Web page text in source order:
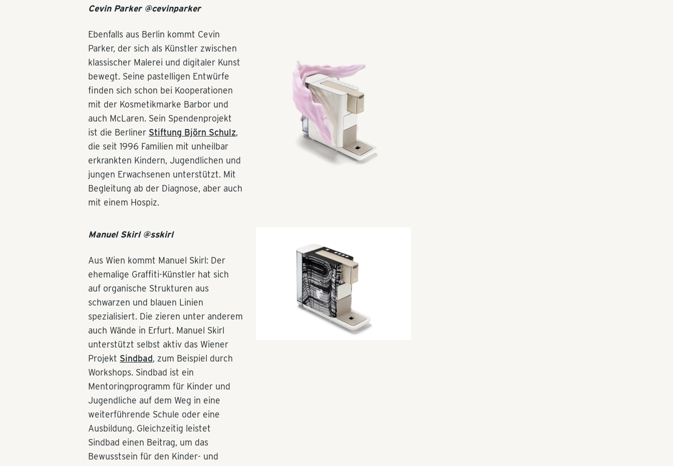
Cevin Parker @cevinparker
Ebenfalls aus Berlin kommt Cevin
Parker, der sich als Künstler zwischen
klassischer Malerei und digitaler Kunst
bewegt. Seine pastelligen Entwürfe
finden sich schon bei Kooperationen
mit der Kosmetikmarke Barbor und
auch McLaren. Sein Spendenprojekt
ist die Berliner Stiftung Björn Schulz,
die seit 1996 Familien mit unheilbar
erkrankten Kindern, Jugendlichen und
jungen Erwachsenen unterstützt. Mit
Begleitung ab der Diagnose, aber auch
mit einem Hospiz.
Manuel Skirl @sskirl
Aus Wien kommt Manuel Skirl: Der
ehemalige Graffiti-Künstler hat sich
auf organische Strukturen aus
schwarzen und blauen Linien
spezialisiert. Die zieren unter anderem
auch Wände in Erfurt. Manuel Skirl
unterstützt selbst aktiv das Wiener
Projekt Sindbad, zum Beispiel durch
Workshops. Sindbad ist ein
Mentoringprogramm für Kinder und
Jugendliche auf dem Weg in eine
weiterführende Schule oder eine
Ausbildung. Gleichzeitig leistet
Sindbad einen Beitrag, um das
Bewusstsein für den Kinder- und